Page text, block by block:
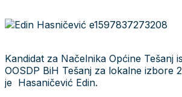
Kandidat za Načelnika Općine Tešanj
OOSDP BiH Tešanj za lokalne izbore
je Hasaničević Edin.